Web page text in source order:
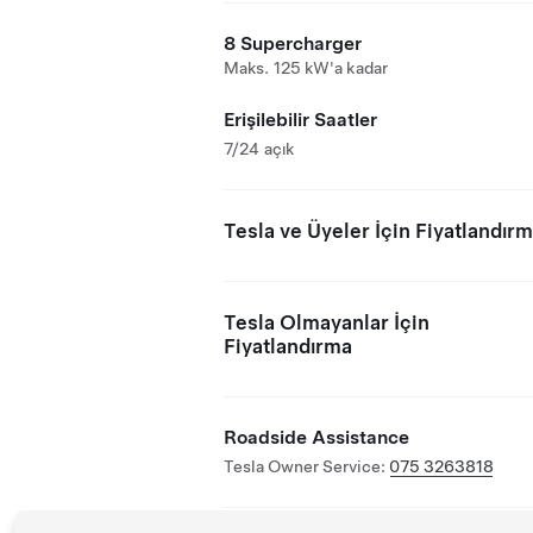
8 Supercharger
Maks. 125 kW'a kadar
Erişilebilir Saatler
7/24 açık
Tesla ve Üyeler İçin
Tesla Olmayanlar İçin
Fiyatlandırma
Roadside Assistance
Tesla Owner Service: 075 3263818